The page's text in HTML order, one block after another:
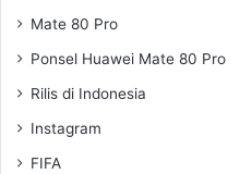
Mate 80 Pro
Ponsel Huawei Mate 80 Pro
Rilis di Indonesia
Instagram
FIFA